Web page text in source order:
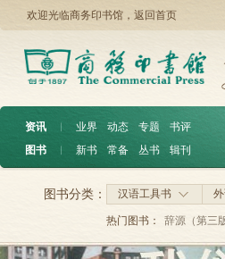
欢迎光临商务印书馆， 返回首页
资讯 ︱ 业界 动态 专题
书评
图书
︱ 新书 常备 丛书 辑刊
汉语工具书
图书分类：
热门图书： 辞源（第三